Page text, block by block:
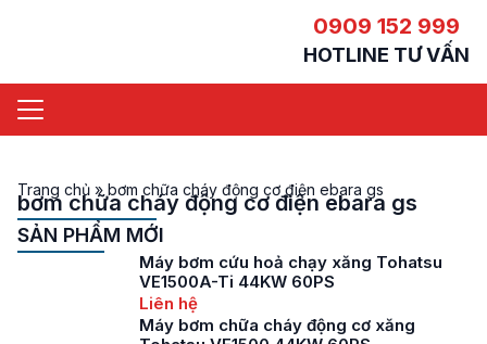
0909 152 999
HOTLINE TƯ VẤN
Trang chủ » bơm chữa cháy động cơ điện ebara gs
bơm chữa cháy động cơ điện ebara gs
SẢN PHẨM MỚI
Máy bơm cứu hoả chạy xăng Tohatsu
VE1500A-Ti 44KW 60PS
Liên hệ
Máy bơm chữa cháy động cơ xăng